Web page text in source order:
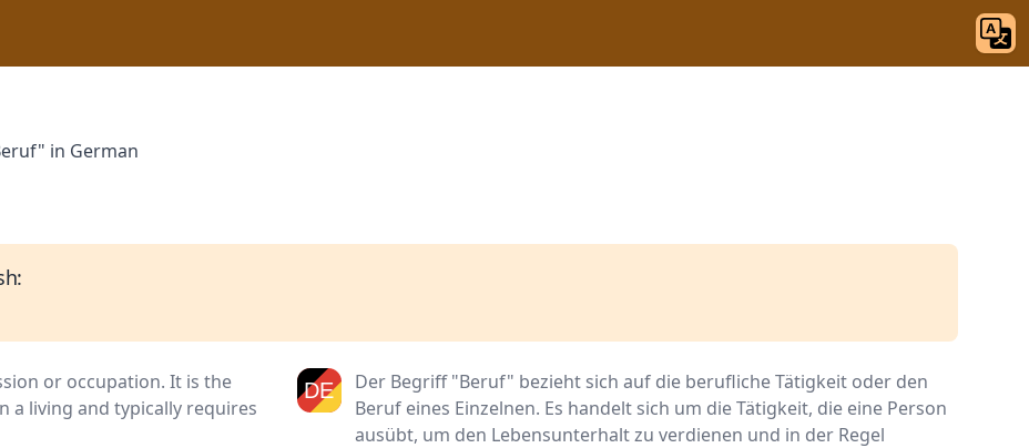
in German
or occupation. It is the
a living and typically requires
Der Begriff "Beruf" bezieht sich auf die berufliche Tätigkeit oder den
Beruf eines Einzelnen. Es handelt sich um die Tätigkeit, die eine Person
ausübt, um den Lebensunterhalt zu verdienen und in der Regel